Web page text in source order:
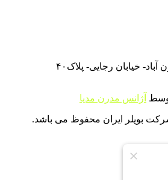
خیابان رجایی- پلاک۴۰
آژانس مدرن مدیا
بویلر ایران محفوظ می باشد.